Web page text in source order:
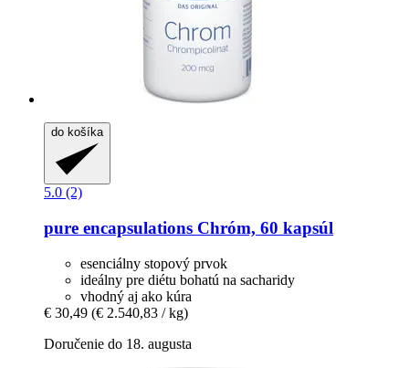
do košíka
5.0 (2)
pure encapsulations Chróm, 60 kapsúl
esenciálny stopový prvok
ideálny pre diétu bohatú na sacharidy
vhodný aj ako kúra
€ 30,49 (€ 2.540,83 / kg)
Doručenie do 18. augusta